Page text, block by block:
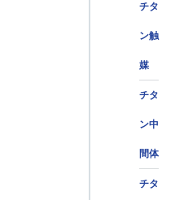
チタ
ン触
媒
チタ
ン中
間体
チタ